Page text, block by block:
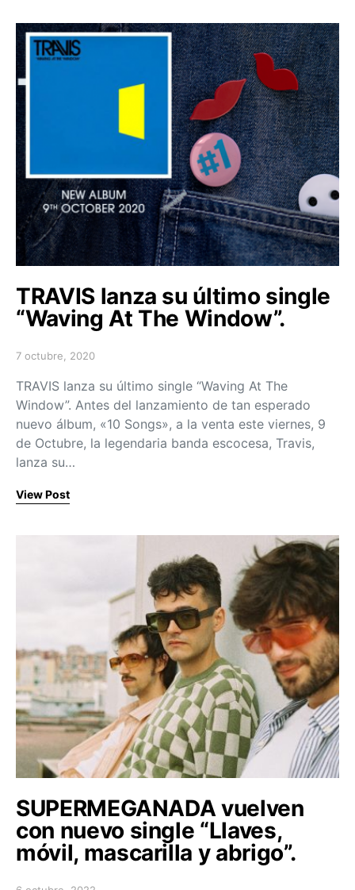
TRAVIS lanza su último single
“Waving At The Window”.
Posted on
7 octubre, 2020
TRAVIS lanza su último single “Waving At The
Window”. Antes del lanzamiento de tan esperado
nuevo álbum, «10 Songs», a la venta este viernes, 9
de Octubre, la legendaria banda escocesa, Travis,
lanza su…
View Post
SUPERMEGANADA vuelven
con nuevo single “Llaves,
móvil, mascarilla y abrigo”.